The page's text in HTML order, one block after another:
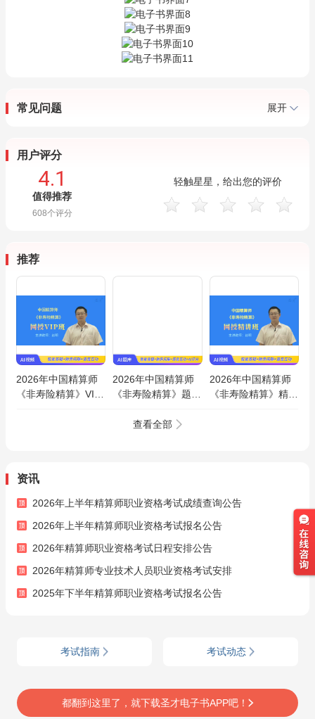
常见问题 展开
用户评分
4.1
值得推荐
608个评分
轻触星星，给出您的评价
推荐
2026年中国精算师
《非寿险精算》VIP
2026年中国精算师
《非寿险精算》题库
解）＋章节题库＋考
2026年中国精算师
《非寿险精算》精讲
查看全部
资讯
2026年上半年精算师职业资格考试成绩查询公告
2026年上半年精算师职业资格考试报名公告
2026年精算师职业资格考试日程安排公告
2026年精算师专业技术人员职业资格考试安排
2025年下半年精算师职业资格考试报名公告
考试指南 考试动态
都翻到这里了，就下载圣才电子书APP吧！